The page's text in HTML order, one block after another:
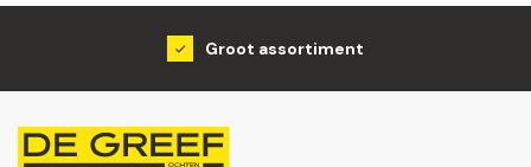
Groot assortiment